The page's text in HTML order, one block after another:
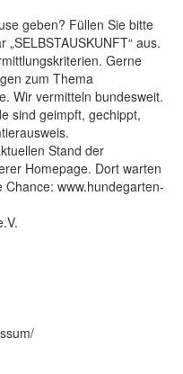
geben? Füllen Sie bitte
aus.
Gerne
zum Thema
Wir vermitteln bundesweit.
sind geimpft, gechippt,
Stand der
Homepage. Dort warten
www.hundegarten-